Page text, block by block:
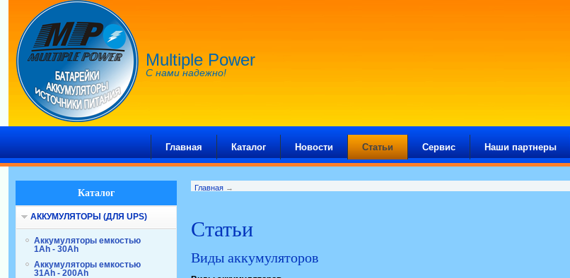
Multiple Power
С нами надежно!
Главная Каталог Новости Статьи Сервис Наши партнеры
Каталог
АККУМУЛЯТОРЫ (ДЛЯ UPS)
Аккумуляторы емкостью
1Ah - 30Ah
Аккумуляторы емкостью
31Ah - 200Ah
Главная→
Статьи
Виды аккумуляторов